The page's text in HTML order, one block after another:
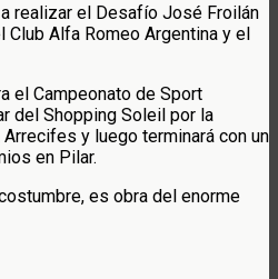
realizar el Desafío José Froilán
Club Alfa Romeo Argentina y el
el Campeonato de Sport
del Shopping Soleil por la
y luego terminará con un
en Pilar.
es obra del enorme